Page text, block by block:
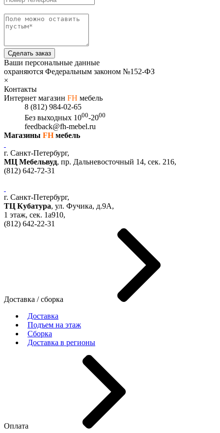
Сделать заказ
Ваши персональные данные
охраняются Федеральным законом №152-ФЗ
×
Контакты
Интернет магазин FH мебель
8 (812) 984-02-65
Без выходных 1000-2000
feedback@fh-mebel.ru
Магазины FHмебель
г. Санкт-Петербург,
МЦ Мебельвуд, пр. Дальневосточный 14, сек. 216,
(812) 642-72-31
г. Санкт-Петербург,
ТЦ Кубатура, ул. Фучика, д.9А,
1 этаж, сек. 1a910,
(812) 642-22-31
Доставка / сборка
Доставка
Подъем на этаж
Сборка
Доставка в регионы
Оплата